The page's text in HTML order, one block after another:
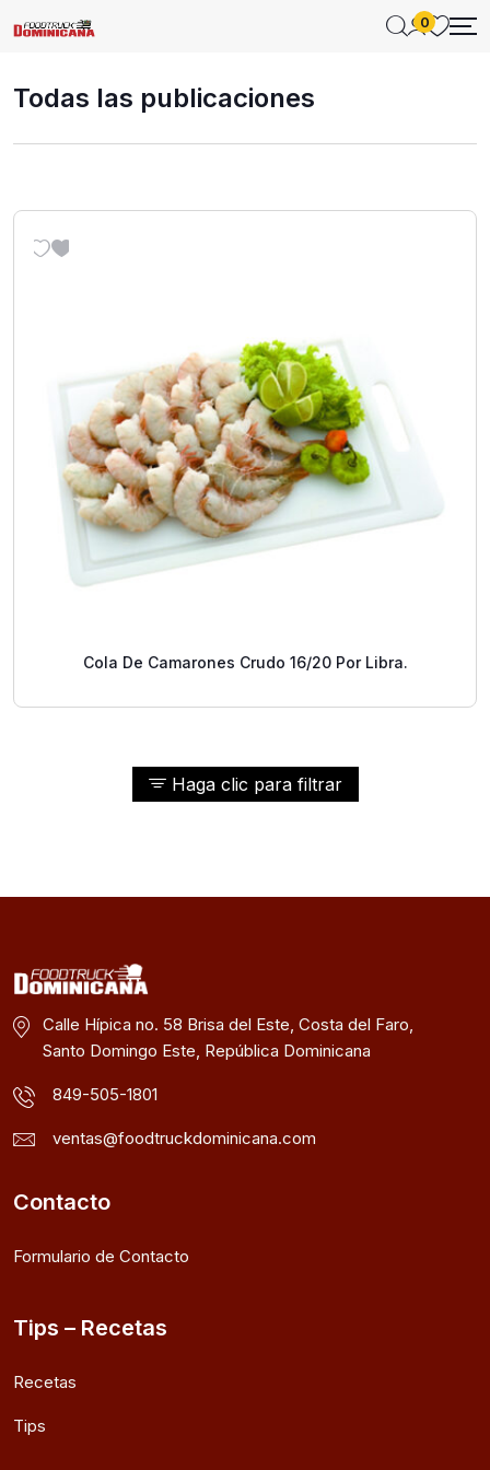
0
Todas las publicaciones
Haga clic para filtrar
Cola De Camarones Crudo 16/20 Por Libra.
Calle Hípica no. 58 Brisa del Este, Costa del Faro,
Santo Domingo Este, República Dominicana
849-505-1801
ventas@foodtruckdominicana.com
Contacto
Formulario de Contacto
Tips – Recetas
Recetas
Tips